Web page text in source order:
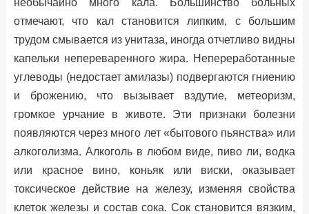
необычайно много кала. Большинство больных
отмечают, что кал становится липким, с большим
трудом смывается из унитаза, иногда отчетливо видны
капельки непереваренного жира. Непереработанные
углеводы (недостает амилазы) подвергаются гниению
и брожению, что вызывает вздутие, метеоризм,
громкое урчание в животе. Эти признаки болезни
появляются через много лет «бытового пьянства» или
алкоголизма. Алкоголь в любом виде, пиво ли, водка
или красное вино, коньяк или виски, оказывает
токсическое действие на железу, изменяя свойства
клеток железы и состав сока. Сок становится вязким,